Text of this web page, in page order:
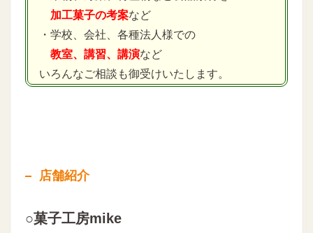
加工菓子の考案など
・学校、会社、各種法人様での
教室、講習、講演など
いろんなご相談も御受けいたします。
店舗紹介
○菓子工房mike